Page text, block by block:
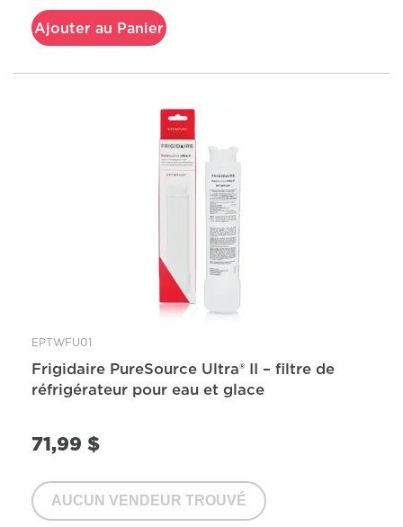
Ajouter au Panier
EPTWFU01
Frigidaire PureSource Ultra® II – filtre de
réfrigérateur pour eau et glace
71,99 $
AUCUN VENDEUR TROUVÉ